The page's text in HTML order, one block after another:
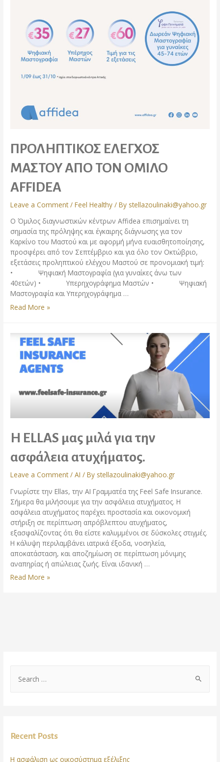
ΠΡΟΛΗΠΤΙΚΟΣ ΕΛΕΓΧΟΣ
ΜΑΣΤΟΥ ΑΠΟ ΤΟΝ ΟΜΙΛΟ
AFFIDEA
Leave a Comment /Feel Healthy / By stellazoulinaki@yahoo.gr
Ο Όμιλος διαγνωστικών κέντρων Affidea επισημαίνει τη
σημασία της πρόληψης και έγκαιρης διάγνωσης για τον
Καρκίνο του Mαστού και με αφορμή μήνα ευαισθητοποίησης,
προσφέρει από τον Σεπτέμβριο και για όλο τον Οκτώβριο,
εξετάσεις προληπτικού ελέγχου Μαστού σε προνομιακή τιμή:
• Ψηφιακή Μαστογραφία (για γυναίκες άνω των
40ετών) • Υπερηχογράφημα Μαστών • Ψηφιακή
Μαστογραφία και Υπερηχογράφημα …
Read More »
Η ELLAS μας μιλά για την
ασφάλεια ατυχήματος.
Leave a Comment /AI / By stellazoulinaki@yahoo.gr
Γνωρίστε την Ellas, την AI Γραμματέα της Feel Safe Insurance.
Σήμερα θα μιλήσουμε για την ασφάλεια ατυχήματος. Η
ασφάλεια ατυχήματος παρέχει προστασία και οικονομική
στήριξη σε περίπτωση απρόβλεπτου ατυχήματος,
εξασφαλίζοντας ότι θα είστε καλυμμένοι σε δύσκολες στιγμές.
Η κάλυψη περιλαμβάνει ιατρικά έξοδα, νοσηλεία,
αποκατάσταση, και αποζημίωση σε περίπτωση μόνιμης
αναπηρίας ή απώλειας ζωής. Είναι ιδανική …
Read More »
Recent Posts
Η ασφάλιση ως οικοσύστημα εξέλιξης